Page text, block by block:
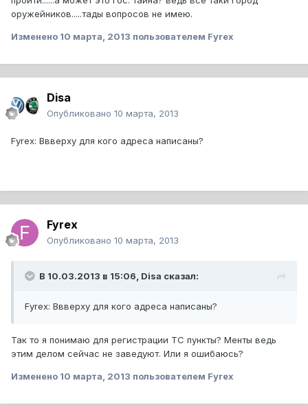
оружейников.....тады вопросов не имею.
Изменено 10 марта, 2013 пользователем Fyrex
Disa
Опубликовано 10 марта, 2013
Fyrex: Ввверху для кого адреса написаны?
Fyrex
Опубликовано 10 марта, 2013
В 10.03.2013 в 15:06, Disa сказал:
Fyrex: Ввверху для кого адреса написаны?
Так то я понимаю для регистрации ТС пункты? Менты ведь
этим делом сейчас не заведуют. Или я ошибаюсь?
Изменено 10 марта, 2013 пользователем Fyrex